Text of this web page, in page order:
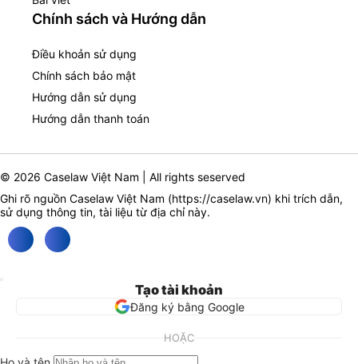
Chính sách và Hướng dẫn
Điều khoản sử dụng
Chính sách bảo mật
Hướng dẫn sử dụng
Hướng dẫn thanh toán
© 2026 Caselaw Việt Nam | All rights seserved
Ghi rõ nguồn Caselaw Việt Nam (https://caselaw.vn) khi trích dẫn,
sử dụng thông tin, tài liệu từ địa chỉ này.
Tạo tài khoản
Đăng ký bằng Google
HOẶC